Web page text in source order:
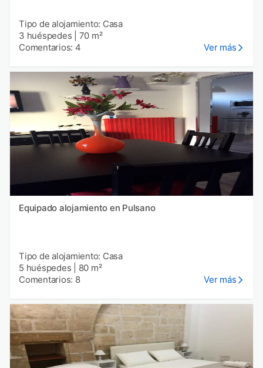
Tipo de alojamiento: Casa
3 huéspedes
70 m²
Comentarios: 4
Ver más
Equipado alojamiento en Pulsano
Tipo de alojamiento: Casa
5 huéspedes
80 m²
Comentarios: 8
Ver más